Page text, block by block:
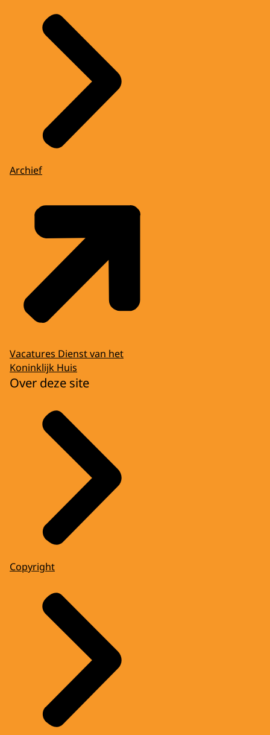
Archief
Vacatures Dienst van het
Koninklijk Huis
Over deze site
Copyright